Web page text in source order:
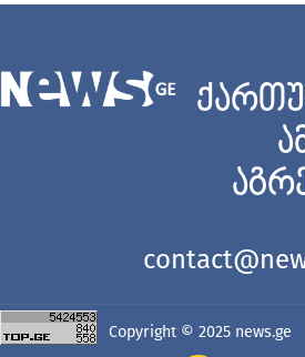
Copyright © 2025 news.ge